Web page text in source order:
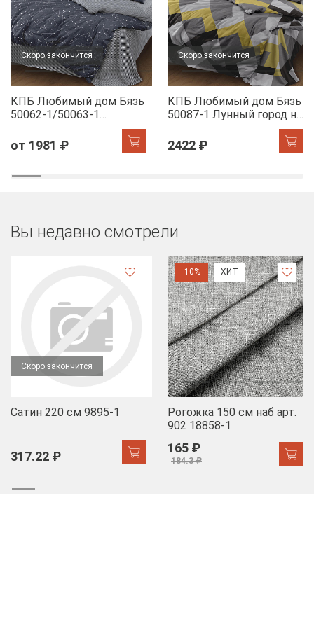
Скоро закончится
КПБ Любимый дом Бязь
50062-1/50063-1
от 1981 ₽
Скоро закончится
КПБ Любимый дом Бязь
50087-1 Лунный город н/
2422 ₽
Вы недавно смотрели
Скоро закончится
Сатин 220 см 9895-1
317.22 ₽
-10% ХИТ
Рогожка 150 см наб арт.
902 18858-1
165 ₽
184.3 ₽